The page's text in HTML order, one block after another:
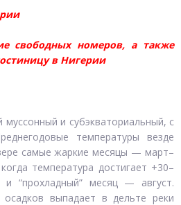
свободных номеров, а также
в Нигерии
муссонный и субэкваториальный, с
температуры везде
самые жаркие месяцы — март–
температура достигает +30–
“прохладный” месяц — август.
выпадает в дельте реки